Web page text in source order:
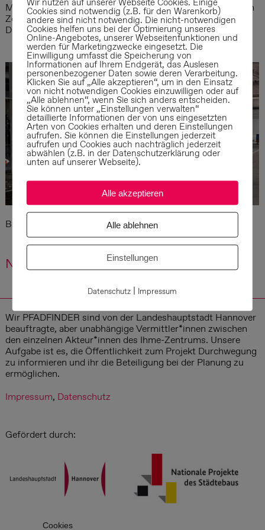
Mit der Aktion soll bis zum Baubeginn im Frühjahr 2021 ein
Zeichen für die anstehende Veränderung in der
Durchwegung gesetzt werden.
Bildnachweis: Pfadfinder
Nächste Nachricht
Wir PFADFINDER sind von der Landeshauptstadt Hannover
beauftragte, aber unabhängige Vermittler*innen zwischen
den einzelnen Akteur*innen des Ihme-Zentrums. Unsere
Aufgabe ist es, die Öffentlichkeit zum Projekt Durchwegung
zu informieren und ihr die Beteiligung bei der Planung zu
ermöglichen.
Impressum, Datenschutz
Gefördert durch:
Cookies
Cookies sind notwendig (z.B. für den Warenkorb)
andere sind nicht notwendig. Die nicht-notwendigen
Cookies helfen uns bei der Optimierung unseres
Online-Angebotes, unserer Webseitenfunktionen und
werden für Marketingzwecke eingesetzt. Die
Einwilligung umfasst die Speicherung von
Informationen auf Ihrem Endgerät, das Auslesen
personenbezogener Daten sowie deren Verarbeitung.
Klicken Sie auf „Alle akzeptieren“, um in den Einsatz
von nicht notwendigen Cookies einzuwilligen oder auf
„Alle ablehnen“, wenn Sie sich anders entscheiden.
Sie können unter „Einstellungen verwalten“
detaillierte Informationen der von uns eingesetzten
Arten von Cookies erhalten und deren Einstellungen
aufrufen. Sie können die Einstellungen jederzeit
aufrufen und Cookies auch nachträglich jederzeit
abwählen (z.B. in der Datenschutzerklärung oder
unten auf unserer Webseite).
Alle akzeptieren
Alle ablehnen
Einstellungen
Datenschutz | Impressum